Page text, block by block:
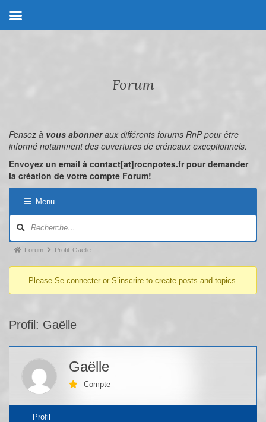
Forum
Pensez à vous abonneraux différents forums RnP pour être
informé notamment des ouvertures de créneaux exceptionnels.
Envoyez un email à contact[at]rocnpotes.fr pour demander
la création de votre compte Forum!
Menu
Forum Profil: Gaëlle
Please Se connecteror S’inscrireto create posts and topics.
Profil: Gaëlle
Gaëlle
Compte
Profil